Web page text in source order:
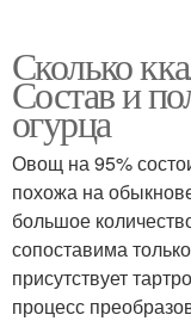
Сколько
Состав и
огурца
Овощ на 95%
похожа на
большое
сопоставима
присутствует
процесс